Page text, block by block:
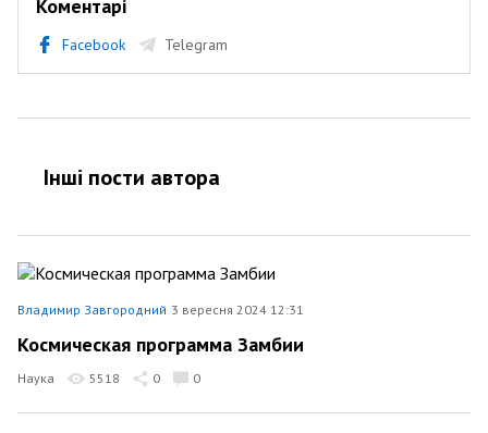
Коментарі
Facebook Telegram
Інші пости автора
Владимир Завгородний 3 вересня 2024 12:31
Космическая программа Замбии
Наука 5518 0 0